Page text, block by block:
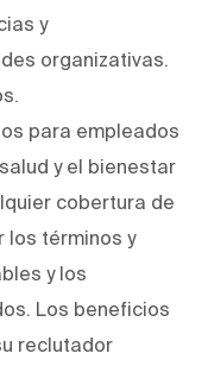
y
organizativas.
para empleados
y el bienestar
cobertura de
los términos y
y los
Los beneficios
reclutador